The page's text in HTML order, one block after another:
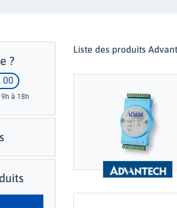
?
00
à 18h
Liste des produits